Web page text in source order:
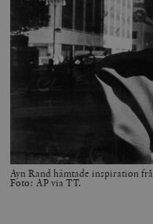
Ayn Rand hämtade inspiration
Foto: AP via TT.